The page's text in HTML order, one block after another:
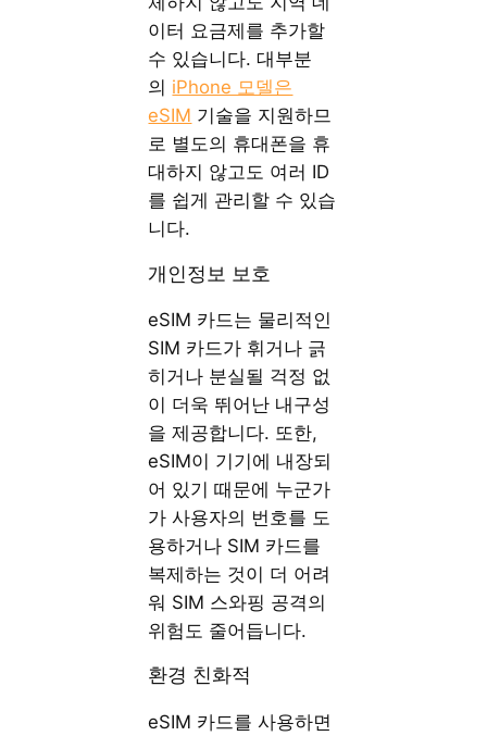
이터 요금제를 추가할
수 있습니다. 대부분
의 iPhone 모델은
eSIM 기술을 지원하므
로 별도의 휴대폰을 휴
대하지 않고도 여러 ID
를 쉽게 관리할 수 있습
니다.
개인정보 보호
eSIM 카드는 물리적인
SIM 카드가 휘거나 긁
히거나 분실될 걱정 없
이 더욱 뛰어난 내구성
을 제공합니다. 또한,
eSIM이 기기에 내장되
어 있기 때문에 누군가
가 사용자의 번호를 도
용하거나 SIM 카드를
복제하는 것이 더 어려
워 SIM 스와핑 공격의
위험도 줄어듭니다.
환경 친화적
eSIM 카드를 사용하면